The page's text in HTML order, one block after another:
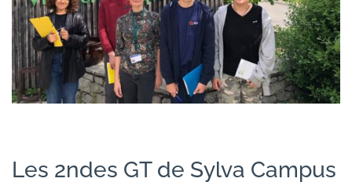
Les 2ndes GT de Sylva Campus